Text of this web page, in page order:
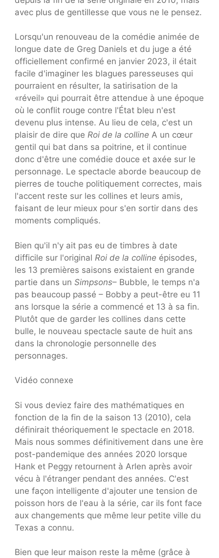
avec plus de gentillesse que vous ne le pensez.
Lorsqu'un renouveau de la comédie animée de
longue date de Greg Daniels et du juge a été
officiellement confirmé en janvier 2023, il était
facile d'imaginer les blagues paresseuses qui
pourraient en résulter, la satirisation de la
«réveil» qui pourrait être attendue à une époque
où le conflit rouge contre l'État bleu n'est
devenu plus intense. Au lieu de cela, c'est un
plaisir de dire que Roi de la colline A un cœur
gentil qui bat dans sa poitrine, et il continue
donc d'être une comédie douce et axée sur le
personnage. Le spectacle aborde beaucoup de
pierres de touche politiquement correctes, mais
l'accent reste sur les collines et leurs amis,
faisant de leur mieux pour s'en sortir dans des
moments compliqués.
Bien qu'il n'y ait pas eu de timbres à date
difficile sur l'original Roi de la colline épisodes,
les 13 premières saisons existaient en grande
partie dans un Simpsons– Bubble, le temps n'a
pas beaucoup passé – Bobby a peut-être eu 11
ans lorsque la série a commencé et 13 à sa fin.
Plutôt que de garder les collines dans cette
bulle, le nouveau spectacle saute de huit ans
dans la chronologie personnelle des
personnages.
Vidéo connexe
Si vous deviez faire des mathématiques en
fonction de la fin de la saison 13 (2010), cela
définirait théoriquement le spectacle en 2018.
Mais nous sommes définitivement dans une ère
post-pandemique des années 2020 lorsque
Hank et Peggy retournent à Arlen après avoir
vécu à l'étranger pendant des années. C'est
une façon intelligente d'ajouter une tension de
poisson hors de l'eau à la série, car ils font face
aux changements que même leur petite ville du
Texas a connu.
Bien que leur maison reste la même (grâce à